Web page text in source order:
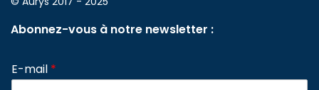
Abonnez-vous à notre newsletter :
E-mail *